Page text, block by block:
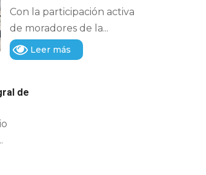
Con la participación activa
de moradores de la...
Leer más
de